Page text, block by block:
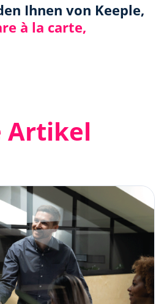
Ihnen von Keeple,
à la carte,
Artikel